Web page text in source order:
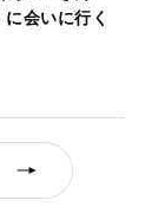
に会いに行く